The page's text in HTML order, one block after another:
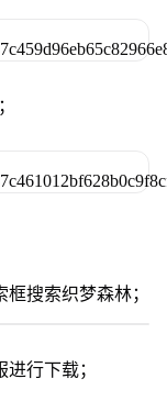
搜索织梦森林；
行下载；